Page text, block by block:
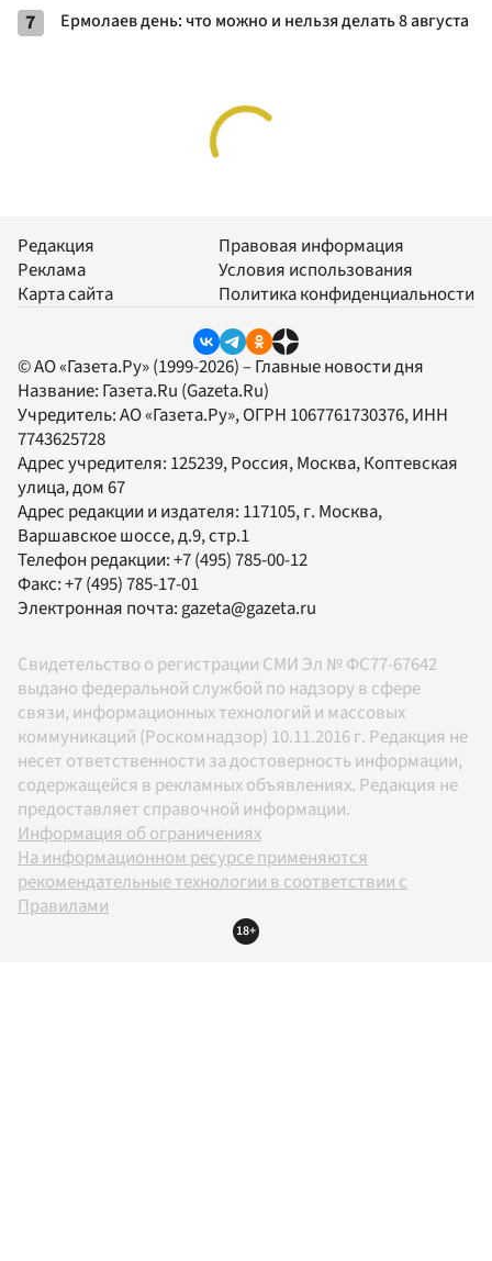
7 Ермолаев день: что можно и нельзя делать 8 августа
Редакция
Реклама
Карта сайта
Правовая информация
Условия использования
Политика конфиденциальности
© АО «Газета.Ру» (1999-2026) – Главные новости дня
Название: Газета.Ru (Gazeta.Ru)
Учредитель:АО «Газета.Ру», ОГРН 1067761730376, ИНН
7743625728
Адрес учредителя: 125239, Россия, Москва, Коптевская
улица, дом 67
Адрес редакции и издателя: 117105, г. Москва,
Варшавское шоссе, д.9, стр.1
Телефон редакции:+7 (495) 785-00-12
Факс:+7 (495) 785-17-01
Электронная почта:gazeta@gazeta.ru
Свидетельство о регистрации СМИ Эл № ФС77-67642
выдано федеральной службой по надзору в сфере
связи, информационных технологий и массовых
коммуникаций (Роскомнадзор) 10.11.2016 г. Редакция не
несет ответственности за достоверность информации,
содержащейся в рекламных объявлениях. Редакция не
предоставляет справочной информации.
Информация об ограничениях
На информационном ресурсе применяются
рекомендательные технологии в соответствии с
Правилами
18+